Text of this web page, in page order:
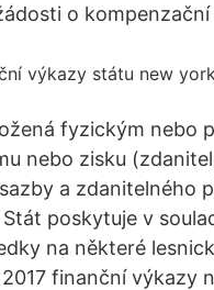
o
fyzickým nebo
nebo zisku
a zdanitelného
poskytuje v
na některé
finanční výkazy